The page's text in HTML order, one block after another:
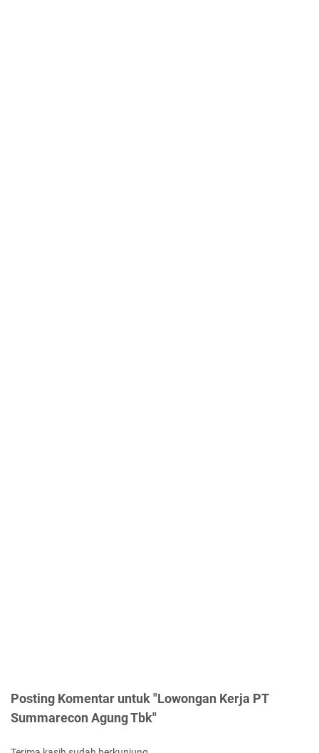
Posting Komentar untuk "Lowongan Kerja PT
Summarecon Agung Tbk"